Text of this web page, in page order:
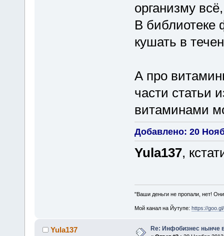
организму
В библиотеке
кушать в
А про
части статьи
витаминами
Добавлено: 20
Yula137,
"Ваши деньги не пропали, нет!
Мой канал на Йутупе: https://
Yula137 Re: Инфобизнес нынче